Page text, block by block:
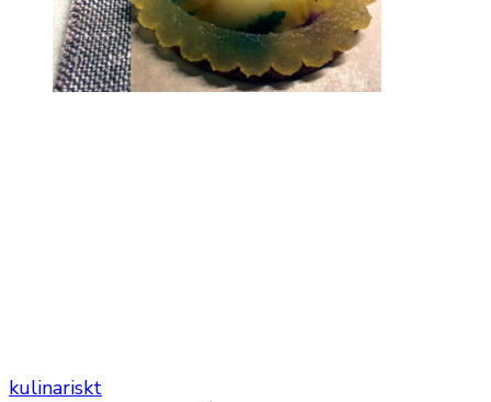
kulinariskt